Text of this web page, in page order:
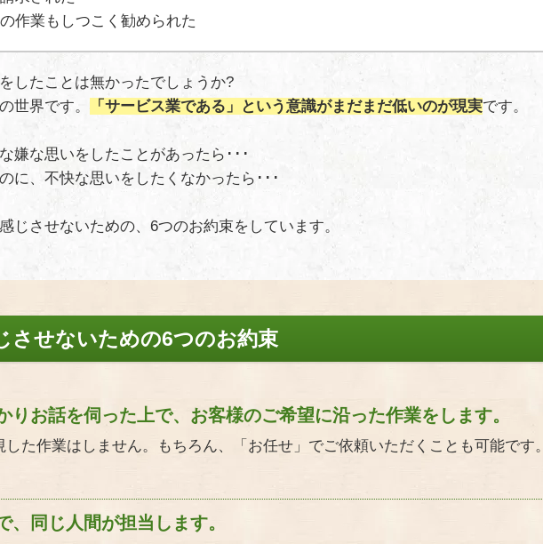
作業もしつこく勧められた
したことは無かったでしょうか?
世界です。
「サービス業である」という意識がまだまだ低いのが現実です。
嫌な思いをしたことがあったら･･･
に、不快な思いをしたくなかったら･･･
じさせないための、6つのお約束をしています。
させないための6つのお約束
りお話を伺った上で、お客様のご希望に沿った作業をします。
た作業はしません。もちろん、「お任せ」でご依頼いただくことも可能です。
、同じ人間が担当します。